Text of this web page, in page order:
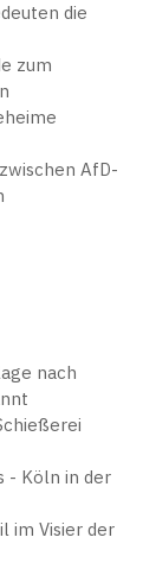
die
zum
AfD-
nach
- Köln in der
im Visier der